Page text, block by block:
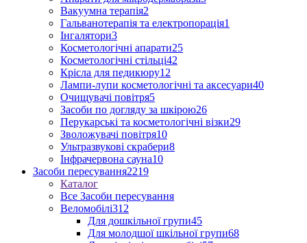
Вакуумна терапія2
Гальванотерапія та електропорація1
Інгалятори3
Косметологічні апарати25
Косметологічні стільці42
Крісла для педикюру12
Лампи-лупи косметологічні та аксесуари40
Очищувачі повітря5
Засоби по догляду за шкірою26
Перукарські та косметологічні візки29
Зволожувачі повітря10
Ультразвукові скрабери8
Інфрачервона сауна10
Засоби пересування2219
Каталог
Все Засоби пересування
Веломобілі312
Для дошкільної групи45
Для молодшої шкільної групи68